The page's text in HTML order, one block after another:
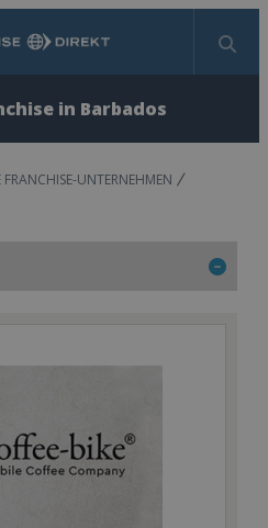
Suchen
in Barbados
UNTERNEHMEN